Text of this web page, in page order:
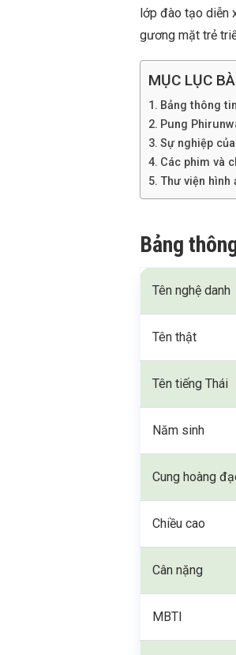
lớp đào tạo diễn
gương mặt trẻ
MỤC LỤC
Bảng thông
Pung
Sự nghiệp
Các phim và
Thư viện hình
Bảng
Tên nghệ danh
Tên thật
Tên tiếng Thái
Năm sinh
Cung hoàng
Chiều cao
Cân nặng
MBTI